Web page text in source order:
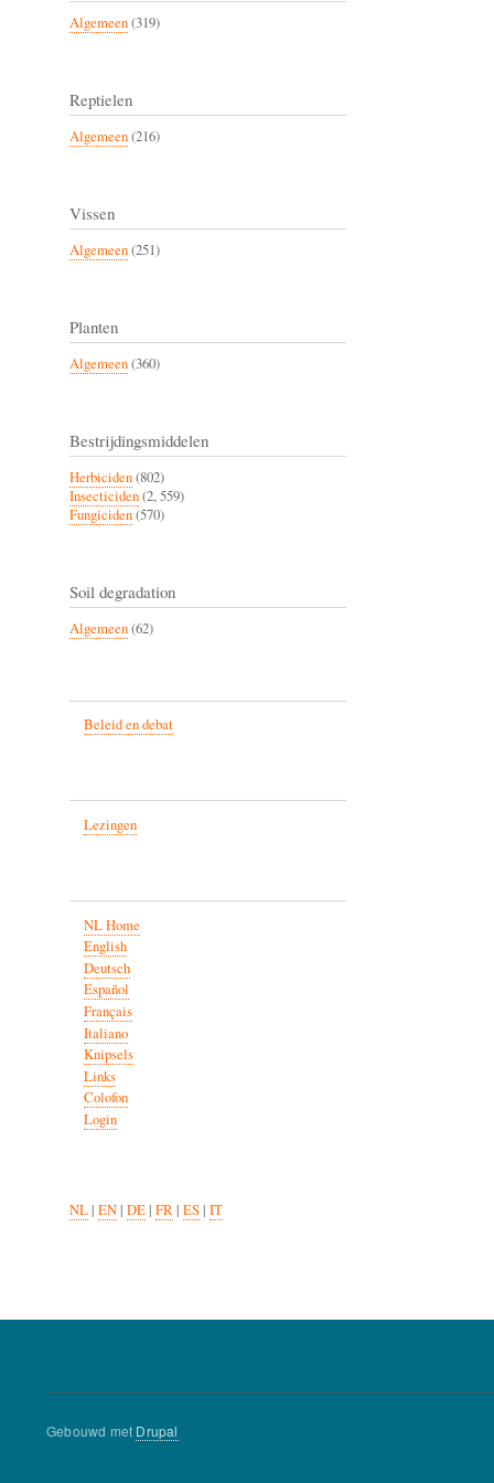
Algemeen(319)
Reptielen
Algemeen(216)
Vissen
Algemeen(251)
Planten
Algemeen(360)
Bestrijdingsmiddelen
Herbiciden(802)
Insecticiden(2, 559)
Fungiciden(570)
Soil degradation
Algemeen(62)
Beleid en debat
Lezingen
NL Home
English
Deutsch
Español
Français
Italiano
Knipsels
Links
Colofon
Login
NL| EN| DE| FR| ES| IT
Gebouwd met Drupal